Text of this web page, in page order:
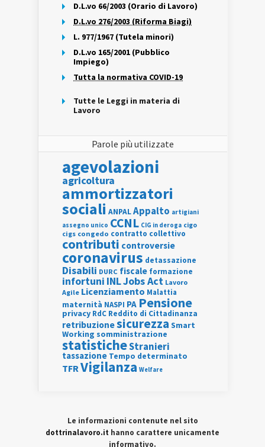
D.L.vo 66/2003 (Orario di Lavoro)
D.L.vo 276/2003 (Riforma Biagi)
L. 977/1967 (Tutela minori)
D.L.vo 165/2001 (Pubblico
Impiego)
Tutta la normativa COVID-19
Tutte le Leggi in materia di
Lavoro
Parole più utilizzate
agevolazioni
agricoltura
ammortizzatori
sociali ANPALAppalto artigiani
assegno unico CCNL CIG in deroga cigo
cigs congedo contratto collettivo
contributi controversie
coronavirus detassazione
Disabili DURC fiscale formazione
infortuni INLJobs Act Lavoro
Agile Licenziamento Malattia
maternità NASPI PA Pensione
privacy RdC Reddito di Cittadinanza
retribuzionesicurezza Smart
Working somministrazione
statisticheStranieri
tassazione Tempo determinato
TFRVigilanza Welfare
Le informazioni contenute nel sito
dottrinalavoro.it hanno carattere unicamente
informativo.